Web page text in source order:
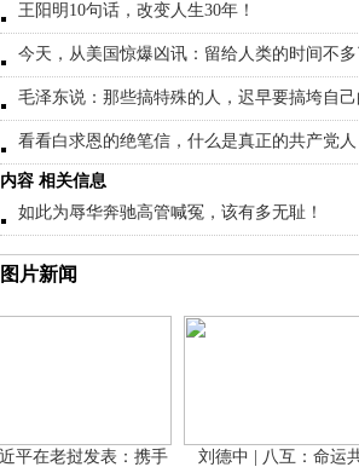
王阳明10句话，改变人生30年！
今天，从美国惊爆凶讯：留给人类的时间不多
毛泽东说：那些搞特殊的人，迟早要搞垮自己
看看白求恩的绝笔信，什么是真正的共产党人
内容 相关信息
如此为辱华奔驰高管喊冤，该有多无耻！
图片新闻
在老挝发表：携手 刘德中 | 八互：命运共